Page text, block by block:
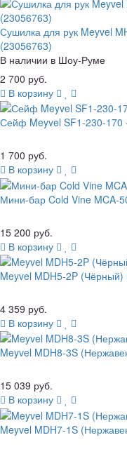
Сушилка для рук Meyvel
(23056763)
В наличии в Шоу-Руме
2 700 руб.
В корзину
Сейф Meyvel SF1-230-170
1 700 руб.
В корзину
Мини-бар Cold Vine MCA-
15 200 руб.
В корзину
Meyvel MDH5-2P (Чёрный)
4 359 руб.
В корзину
Meyvel MDH8-3S
15 039 руб.
В корзину
Meyvel MDH7-1S